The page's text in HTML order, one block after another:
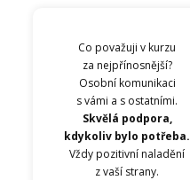
Co považuji v kurzu
za nejpřínosnější?
Osobní komunikaci
s vámi a s ostatními.
Skvělá podpora,
kdykoliv bylo potřeba.
Vždy pozitivní naladění
z vaší strany.